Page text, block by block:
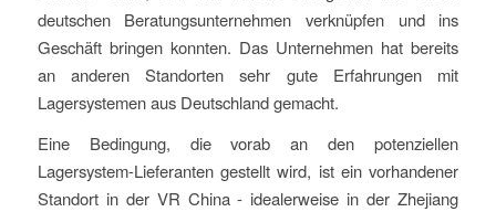
deutschen Beratungsunternehmen verknüpfen und ins
Geschäft bringen konnten. Das Unternehmen hat bereits
an anderen Standorten sehr gute Erfahrungen mit
Lagersystemen aus Deutschland gemacht.
Eine Bedingung, die vorab an den potenziellen
Lagersystem-Lieferanten gestellt wird, ist ein vorhandener
Standort in der VR China - idealerweise in der Zhejiang